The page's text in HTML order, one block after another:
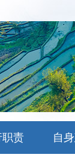
职责 自